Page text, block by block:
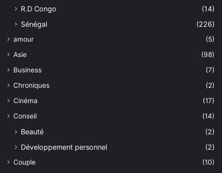
R.D Congo
(14)
Sénégal
(226)
amour
(5)
Asie
(98)
Business
(7)
Chroniques
(2)
Cinéma
(17)
Conseil
(14)
Beauté
(2)
Développement personnel
(2)
Couple
(10)